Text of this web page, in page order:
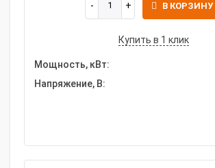
В КОРЗИНУ
Купить в 1 клик
Мощность, кВт:
Напряжение, В: